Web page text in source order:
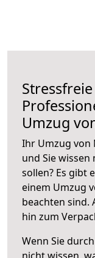
Umzug
Ihr Umzug von
und Sie wissen
sollen? Es gibt
einem Umzug
beachten sind.
hin zum
Wenn Sie